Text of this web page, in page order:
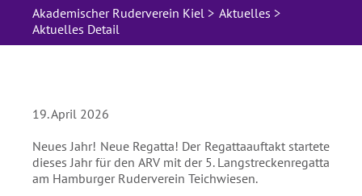
Hier bestätige ich, dass ich die ARV
Absenden
Akademischer Ruderverein Kiel > Aktuelles >
Aktuelles Detail
19. April 2026
Neues Jahr! Neue Regatta! Der Regattaauftakt startete
dieses Jahr für den ARV mit der 5. Langstreckenregatta
am Hamburger Ruderverein Teichwiesen.